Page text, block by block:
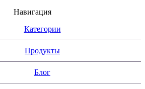
Навигация
Категории
Продукты
Блог